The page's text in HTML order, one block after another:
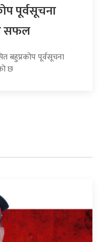
पूर्वसूचना
सफल
बहुप्रकोप पूर्वसूचना
छ